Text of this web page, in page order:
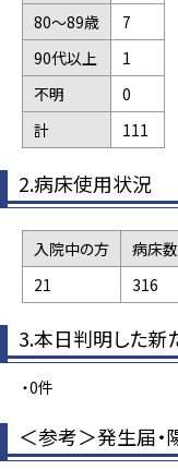
80～89歳
7
90代以上
1
不明
0
計
111
2.病床使用状況
入院中の方 病床数
21
316
3.本日判明した新
・0件
＜参考＞発生届